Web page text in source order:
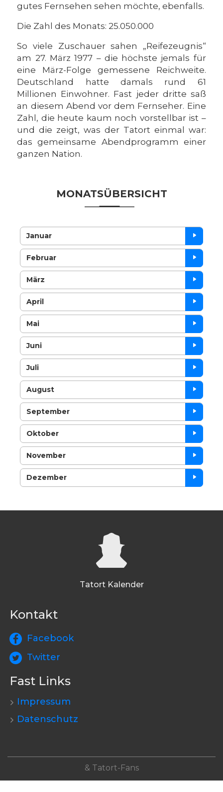
gutes Fernsehen sehen möchte, ebenfalls.
Die Zahl des Monats: 25.050.000
So viele Zuschauer sahen „Reifezeugnis“
am 27. März 1977 – die höchste jemals für
eine März-Folge gemessene Reichweite.
Deutschland hatte damals rund 61
Millionen Einwohner. Fast jeder dritte saß
an diesem Abend vor dem Fernseher. Eine
Zahl, die heute kaum noch vorstellbar ist –
und die zeigt, was der Tatort einmal war:
das gemeinsame Abendprogramm einer
ganzen Nation.
MONATSÜBERSICHT
Januar
Februar
März
April
Mai
Juni
Juli
August
September
Oktober
November
Dezember
Tatort Kalender
Kontakt
Facebook
Twitter
Fast Links
Impressum
Datenschutz
& Tatort-Fans